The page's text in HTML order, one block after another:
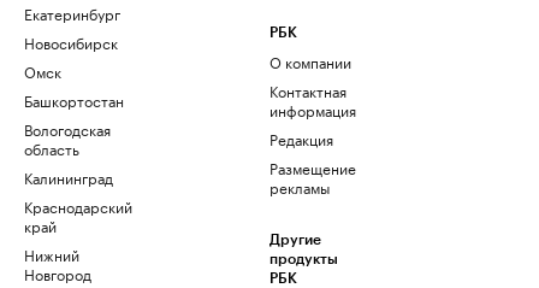
Екатеринбург
Новосибирск
Омск
Башкортостан
Вологодская
область
Калининград
Краснодарский
край
Нижний
Новгород
РБК
О компании
Контактная
информация
Редакция
Размещение
рекламы
Другие
продукты
РБК